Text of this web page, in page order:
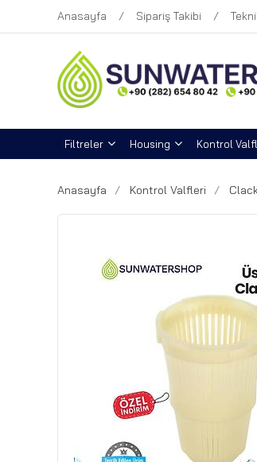
Anasayfa Sipariş Takibi
Filtreler Housing Kontrol
Anasayfa Kontrol Valfleri